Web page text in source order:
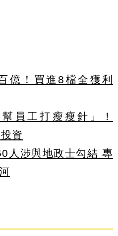
億！買進8檔全獲利
員工打瘦瘦針」！
資
人涉與地政士勾結 專